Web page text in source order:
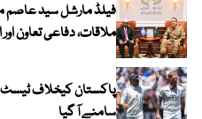
فیلڈ مارشل سید عاصم
ملاقات، دفاعی تعاون
سامنے آ گیا